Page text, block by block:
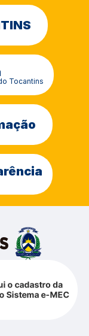
Tocantins